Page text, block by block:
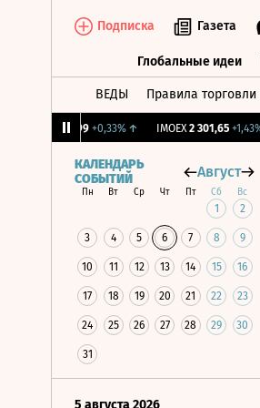
Подписка Газета
Глобальные идеи
ВЕДЫ Правила торговли
+0,33%↑ IMOEX 2 301,65 +1,43%↑
КАЛЕНДАРЬ
СОБЫТИЙ
Август
Пн Вт Ср Чт Пт Сб Вс
1 2
3 4 5 6 7 8 9
10 11 12 13 14 15 16
17 18 19 20 21 22 23
24 25 26 27 28 29 30
31
5 августа 2026